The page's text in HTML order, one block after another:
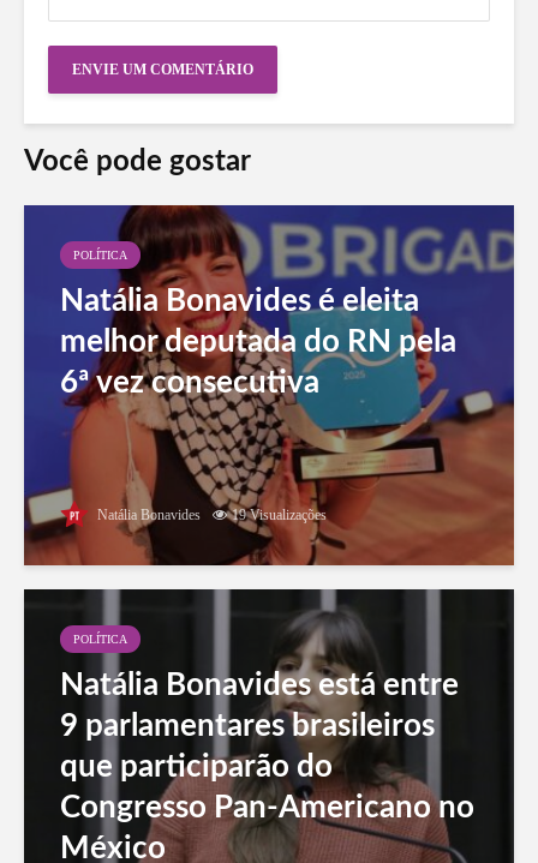
Você pode gostar
POLÍTICA
Natália Bonavides é eleita
melhor deputada do RN pela
6ª vez consecutiva
Natália Bonavides 19 Visualizações
POLÍTICA
Natália Bonavides está entre
9 parlamentares brasileiros
que participarão do
Congresso Pan-Americano no
México